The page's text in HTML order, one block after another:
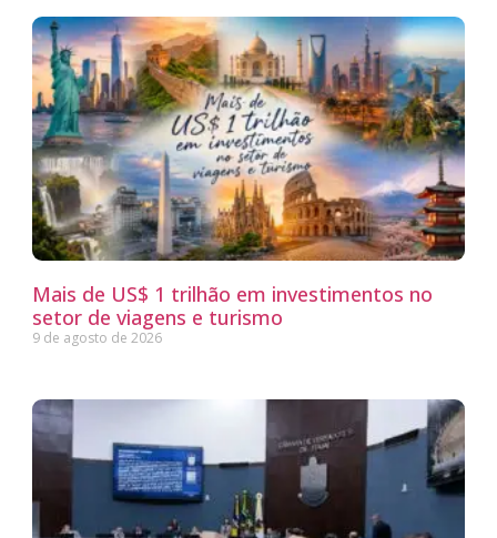
Mais de US$ 1 trilhão em investimentos no
setor de viagens e turismo
9 de agosto de 2026